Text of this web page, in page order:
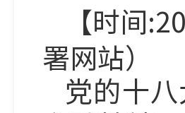
【时间
署网站）
党的十